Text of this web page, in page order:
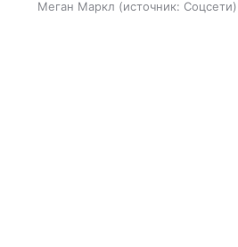
Меган Маркл источник: Соцсети